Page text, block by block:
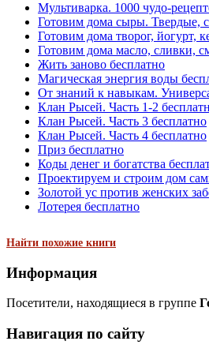
Мультиварка. 1000 чудо-
Готовим дома сыры. Твердые,
Готовим дома творог, йогурт,
Готовим дома масло, сливки,
Жить заново бесплатно
Магическая энергия воды
От знаний к навыкам.
Клан Рысей. Часть 1-2
Клан Рысей. Часть 3 бесплатно
Клан Рысей. Часть 4 бесплатно
Приз бесплатно
Коды денег и богатства
Проектируем и строим дом
Золотой ус против женских
Лотерея бесплатно
Найти похожие книги
Информация
Посетители, находящиеся в группе
Навигация по сайту